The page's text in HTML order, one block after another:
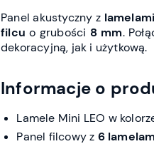
Panel akustyczny z
filcu o grubości 8 mm.
dekoracyjną, jak i użytkową.
Informacje o
Lamele Mini LEO w
Panel filcowy z 6